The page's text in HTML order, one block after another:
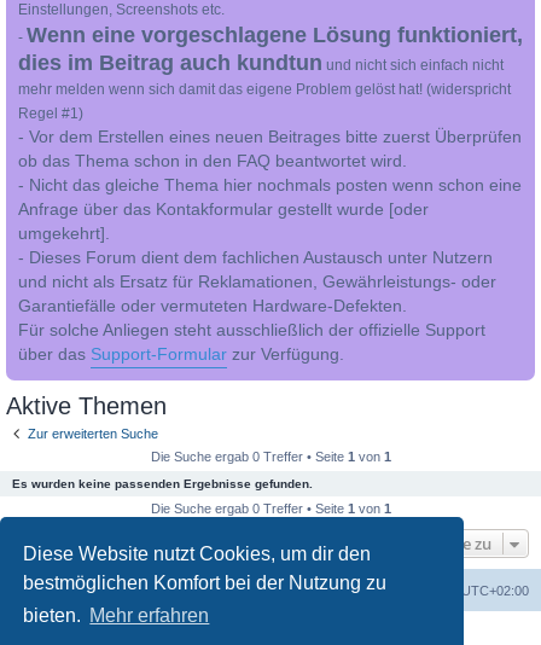
Diese Website nutzt Cookies, um dir den
bestmöglichen Komfort bei der Nutzung zu
bieten. Mehr erfahren
Einstellungen, Screenshots etc.
- Wenn eine vorgeschlagene Lösung funktioniert,
dies im Beitrag auch kundtun und nicht sich einfach nicht
mehr melden wenn sich damit das eigene Problem gelöst hat! (widerspricht
Regel #1)
- Vor dem Erstellen eines neuen Beitrages bitte zuerst Überprüfen
ob das Thema schon in den FAQ beantwortet wird.
- Nicht das gleiche Thema hier nochmals posten wenn schon eine
Anfrage über das Kontakformular gestellt wurde [oder
umgekehrt].
- Dieses Forum dient dem fachlichen Austausch unter Nutzern
und nicht als Ersatz für Reklamationen, Gewährleistungs- oder
Garantiefälle oder vermuteten Hardware-Defekten.
Für solche Anliegen steht ausschließlich der offizielle Support
über das Support-Formular zur Verfügung.
Aktive Themen
Zur erweiterten Suche
Die Suche ergab 0 Treffer • Seite 1 von 1
Es wurden keine passenden Ergebnisse gefunden.
Die Suche ergab 0 Treffer • Seite 1 von 1
Gehe zu
Foren-Übersicht Alle Zeiten sind UTC+02:00
Alle Cookies löschen